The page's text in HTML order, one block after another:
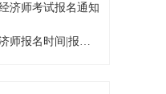
济师考试报名通知
2025年吉林中级经济师报名时间|报名条件